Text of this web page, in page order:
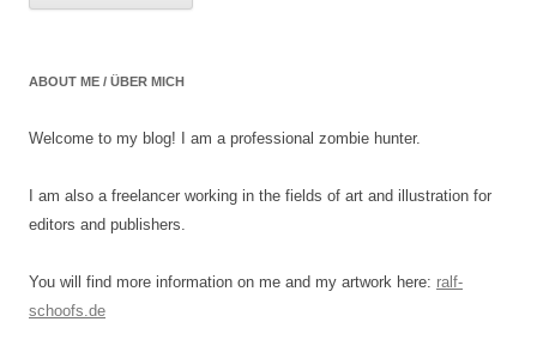
ABOUT ME / ÜBER MICH
Welcome to my blog! I am a professional zombie hunter.
I am also a freelancer working in the fields of art and illustration for
editors and publishers.
You will find more information on me and my artwork here: ralf-
schoofs.de